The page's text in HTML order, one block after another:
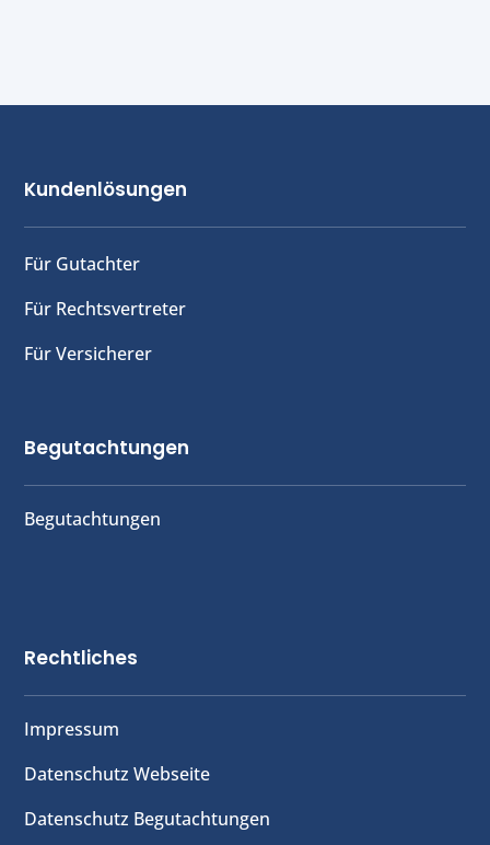
Kundenlösungen
Für Gutachter
Für Rechtsvertreter
Für Versicherer
Begutachtungen
Begutachtungen
Rechtliches
Impressum
Datenschutz Webseite
Datenschutz Begutachtungen